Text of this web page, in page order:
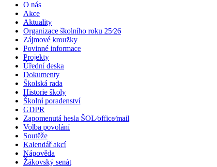
O nás
Akce
Aktuality
Organizace školního roku 25⁄26
Zájmové kroužky
Povinné informace
Projekty
Úřední deska
Dokumenty
Školská rada
Historie školy
Školní poradenství
GDPR
Zapomenutá hesla ŠOL⁄office⁄mail
Volba povolání
Soutěže
Kalendář akcí
Nápověda
Žákovský senát